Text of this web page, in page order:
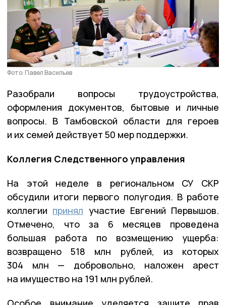
Фото: Павел Васильев
Разобрали вопросы трудоустройства,
оформления документов, бытовые и личные
вопросы. В Тамбовской области для героев
и их семей действует 50 мер поддержки.
Коллегия Следственного управления
На этой неделе в региональном СУ СКР
обсудили итоги первого полугодия. В работе
коллегии принял участие Евгений Первышов.
Отмечено, что за 6 месяцев проведена
большая работа по возмещению ущерба:
возвращено 518 млн рублей, из которых
304 млн — добровольно, наложен арест
на имущество на 191 млн рублей.